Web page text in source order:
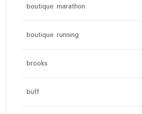
boutique marathon
boutique running
brooks
buff